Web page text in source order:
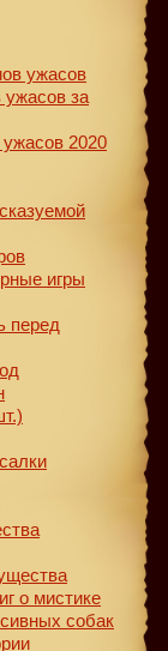
ужасов
за
2020
игры
перед
о мистике
собак